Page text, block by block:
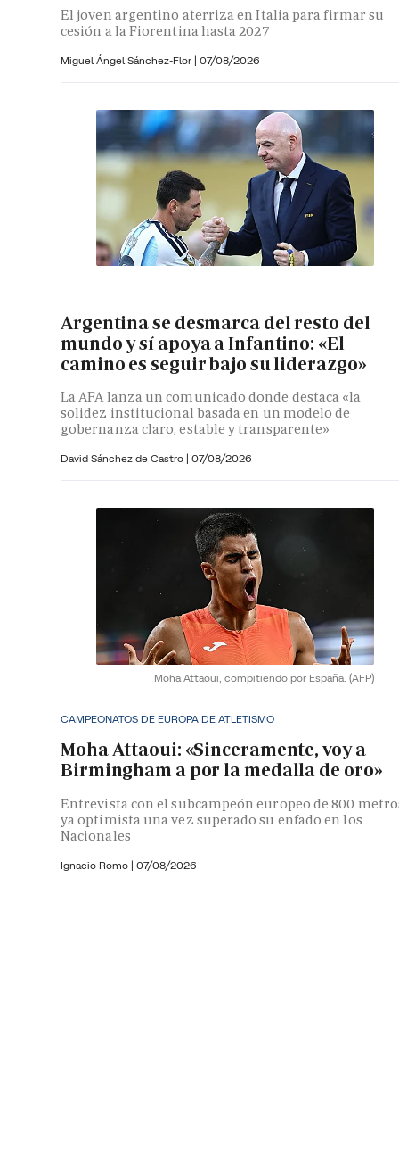
El joven argentino aterriza en Italia para firmar su
cesión a la Fiorentina hasta 2027
Miguel Ángel Sánchez-Flor | 07/08/2026
Argentina se desmarca del resto del
mundo y sí apoya a Infantino: «El
camino es seguir bajo su liderazgo»
La AFA lanza un comunicado donde destaca «la
solidez institucional basada en un modelo de
gobernanza claro, estable y transparente»
David Sánchez de Castro | 07/08/2026
Moha Attaoui, compitiendo por España. (AFP)
CAMPEONATOS DE EUROPA DE ATLETISMO
Moha Attaoui: «Sinceramente, voy a
Birmingham a por la medalla de oro»
Entrevista con el subcampeón europeo de 800
ya optimista una vez superado su enfado en los
Nacionales
Ignacio Romo | 07/08/2026